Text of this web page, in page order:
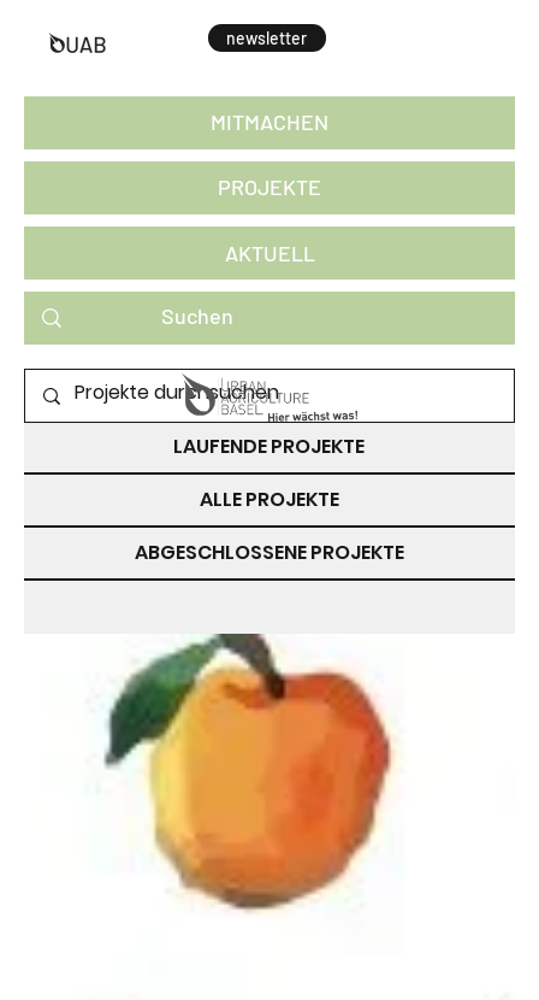
newsletter
PROJEKTE ZUM MITMACHEN
LAUFENDE PROJEKTE
ALLE PROJEKTE
ABGESCHLOSSENE PROJEKTE
AKTUELL
PROJEKTE
MITMACHEN